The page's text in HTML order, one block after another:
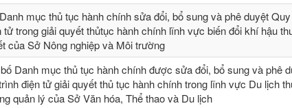
mục thủ tục hành chính sửa đổi, bổ sung và phê duyệt
tử trong giải quyết thủtục hành chính lĩnh vực biến đổi khí hậu
của Sở Nông nghiệp và Môi trường
Danh mục thủ tục hành chính được sửa đổi, bổ sung và phê
điện tử giải quyết thủ tục hành chính trong lĩnh vực Du lịch
quản lý của Sở Văn hóa, Thể thao và Du lịch